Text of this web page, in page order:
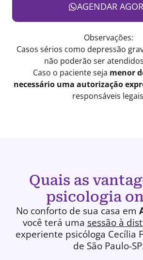
AGENDAR
Observações:
Casos sérios como depressão
não poderão ser
Caso o paciente seja menor
necessário uma autorização
responsáveis
Quais as
psicologia
No conforto de sua casa em
você terá uma sessão à
experiente psicóloga Cecília
de São Paulo-